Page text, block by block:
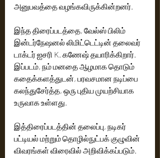
அனுபவத்தை வழங்கவிருக்கின்றனர்.
இந்த திரைப்படத்தை, வேல்ஸ் பிலிம்
இன்டர்நேஷனல் லிமிட்டெட்டின் தலைவர்
டாக்டர் ஐசரி K. கணேஷ் தயாரிக்கிறார்.
இப்படம், நம் மனதை ஆழமாக தொடும்
கதைக்களத்துடன், பரவசமான நடிப்பை
கலந்துசேர்த்த, ஒரு புதிய முயற்சியாக
உருவாக உள்ளது.
இத்திரைப்படத்தின் தலைப்பு, நடிகர்
பட்டியல் மற்றும் தொழில்நுட்பக் குழுவின்
விவரங்கள் விரைவில் அறிவிக்கப்படும்.